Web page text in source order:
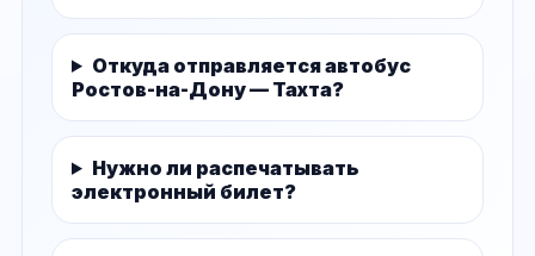
Откуда отправляется автобус
Ростов-на-Дону — Тахта?
Нужно ли распечатывать
электронный билет?